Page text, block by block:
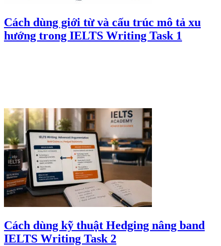
Cách dùng giới từ và cấu trúc mô tả xu
hướng trong IELTS Writing Task 1
Cách dùng kỹ thuật Hedging nâng band
IELTS Writing Task 2